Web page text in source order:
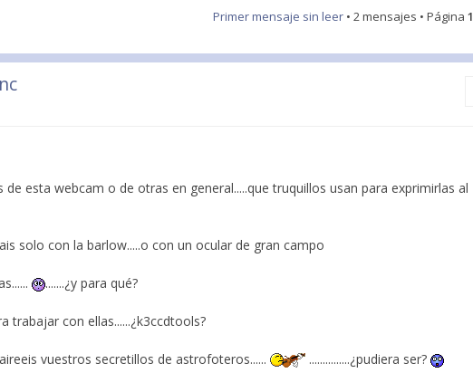
Primer mensaje sin leer • 2 mensajes • Página 1
esta webcam o de otras en general.....que truquillos usan para exprimirlas al
solo con la barlow.....o con un ocular de gran campo
.......¿y para qué?
trabajar con ellas......¿k3ccdtools?
vuestros secretillos de astrofoteros...... ...............¿pudiera ser?